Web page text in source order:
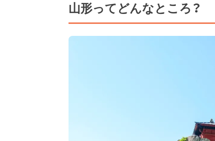
山形ってどんなところ？